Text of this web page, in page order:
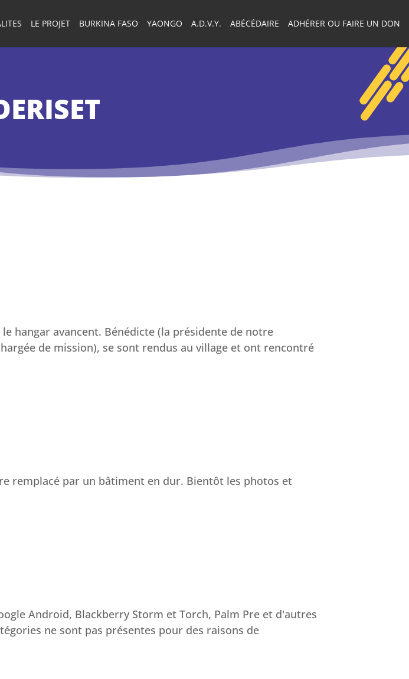
LE PROJET BURKINA FASO YAONGO A.D.V.Y. ABÉCÉDAIRE ADHÉRER OU FAIRE UN DON
hangar avancent. Bénédicte (la présidente de notre
de mission), se sont rendus au village et ont rencontré
remplacé par un bâtiment en dur. Bientôt les photos et
Android, Blackberry Storm et Torch, Palm Pre et d'autres
ne sont pas présentes pour des raisons de